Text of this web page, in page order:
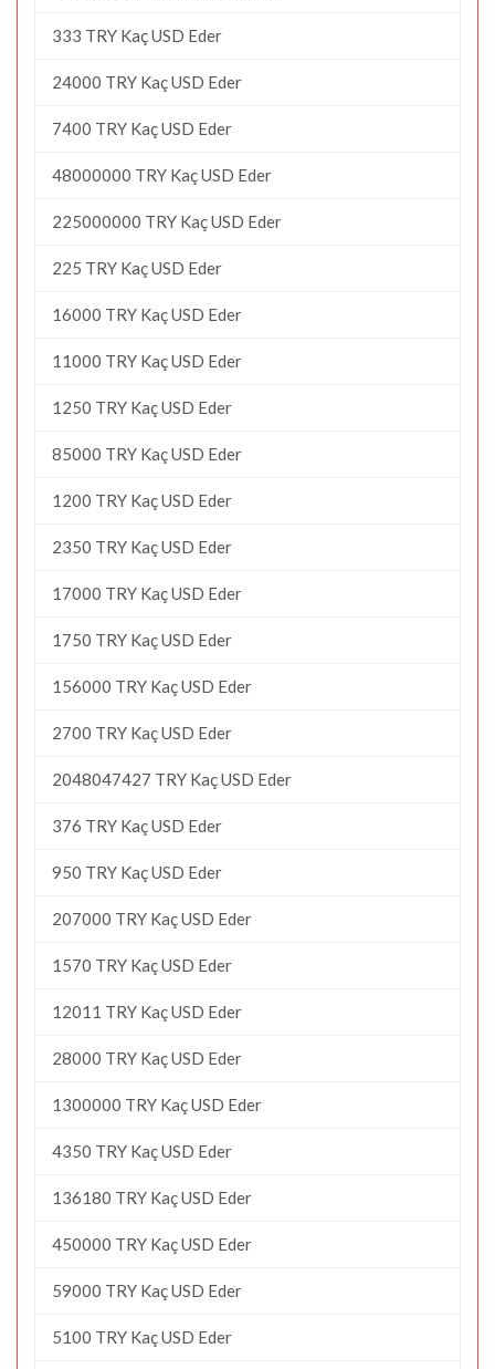
333 TRY Kaç USD Eder
24000 TRY Kaç USD Eder
7400 TRY Kaç USD Eder
48000000 TRY Kaç USD Eder
225000000 TRY Kaç USD Eder
225 TRY Kaç USD Eder
16000 TRY Kaç USD Eder
11000 TRY Kaç USD Eder
1250 TRY Kaç USD Eder
85000 TRY Kaç USD Eder
1200 TRY Kaç USD Eder
2350 TRY Kaç USD Eder
17000 TRY Kaç USD Eder
1750 TRY Kaç USD Eder
156000 TRY Kaç USD Eder
2700 TRY Kaç USD Eder
2048047427 TRY Kaç USD Eder
376 TRY Kaç USD Eder
950 TRY Kaç USD Eder
207000 TRY Kaç USD Eder
1570 TRY Kaç USD Eder
12011 TRY Kaç USD Eder
28000 TRY Kaç USD Eder
1300000 TRY Kaç USD Eder
4350 TRY Kaç USD Eder
136180 TRY Kaç USD Eder
450000 TRY Kaç USD Eder
59000 TRY Kaç USD Eder
5100 TRY Kaç USD Eder